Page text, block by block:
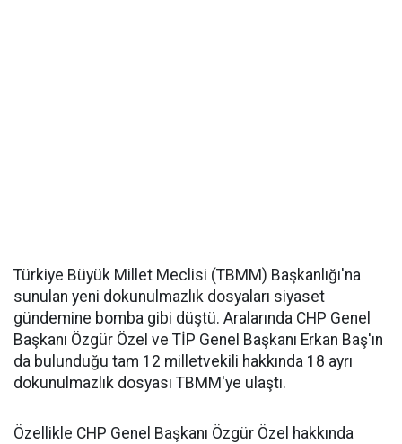
Türkiye Büyük Millet Meclisi (TBMM) Başkanlığı'na
sunulan yeni dokunulmazlık dosyaları siyaset
gündemine bomba gibi düştü. Aralarında CHP Genel
Başkanı Özgür Özel ve TİP Genel Başkanı Erkan Baş'ın
da bulunduğu tam 12 milletvekili hakkında 18 ayrı
dokunulmazlık dosyası TBMM'ye ulaştı.
Özellikle CHP Genel Başkanı Özgür Özel hakkında